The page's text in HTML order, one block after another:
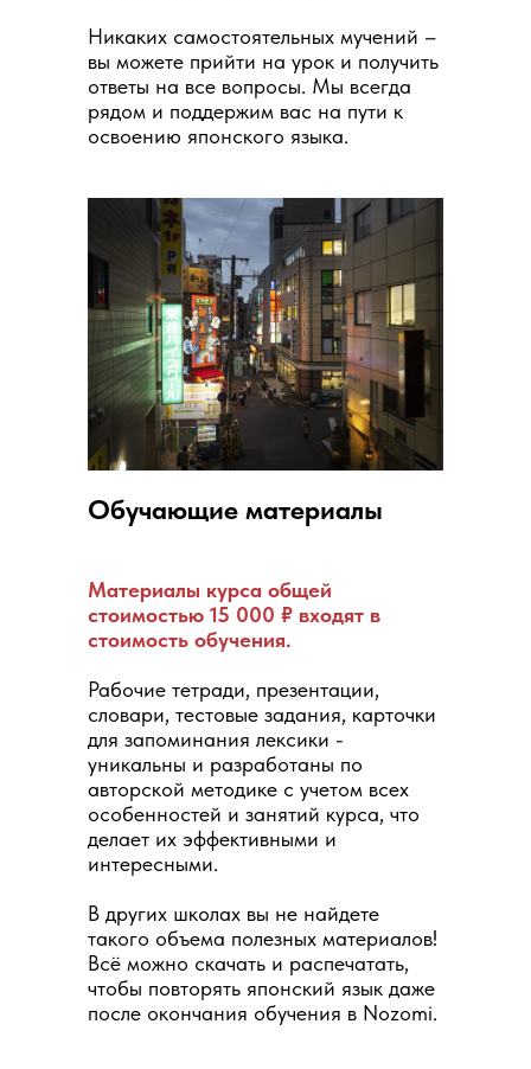
Никаких самостоятельных мучений –
вы можете прийти на урок и получить
ответы на все вопросы. Мы всегда
рядом и поддержим вас на пути к
освоению японского языка.
Обучающие материалы
Материалы курса общей
стоимостью 15 000 ₽ входят в
стоимость обучения.
Рабочие тетради, презентации,
словари, тестовые задания, карточки
для запоминания лексики -
уникальны и разработаны по
авторской методике с учетом всех
особенностей и занятий курса, что
делает их эффективными и
интересными.
В других школах вы не найдете
такого объема полезных материалов!
Всё можно скачать и распечатать,
чтобы повторять японский язык даже
после окончания обучения в Nozomi.